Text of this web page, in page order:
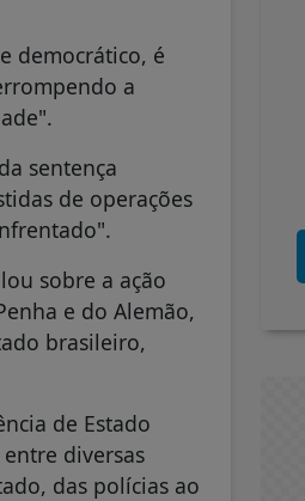
democrático, é
a
sentença
de operações
sobre a ação
e do Alemão,
brasileiro,
de Estado
diversas
das polícias ao